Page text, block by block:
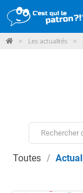
> Les actualités >
Toutes